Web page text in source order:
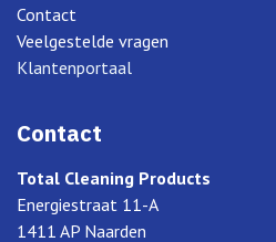
Contact
Veelgestelde vragen
Klantenportaal
Contact
Total Cleaning Products
Energiestraat 11-A
1411 AP Naarden